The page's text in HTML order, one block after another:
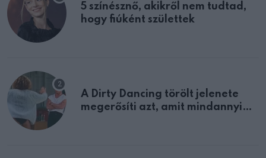
5 színésznő, akikről nem tudtad,
hogy fiúként születtek
A Dirty Dancing törölt jelenete
megerősíti azt, amit mindannyian